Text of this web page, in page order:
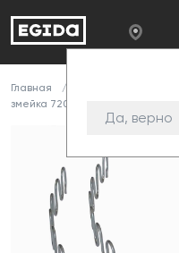
Да, верно
Главная
змейка 720/3,8/14cnk